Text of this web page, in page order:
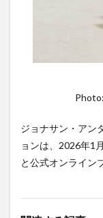
ジョナサン・アン
ョンは、2026年1
と公式オンライン